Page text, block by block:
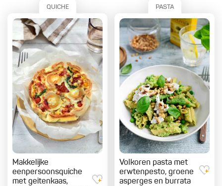
QUICHE
Makkelijke
eenpersoonsquiche
met geitenkaas,
PASTA
Volkoren pasta met
erwtenpesto, groene
asperges en burrata